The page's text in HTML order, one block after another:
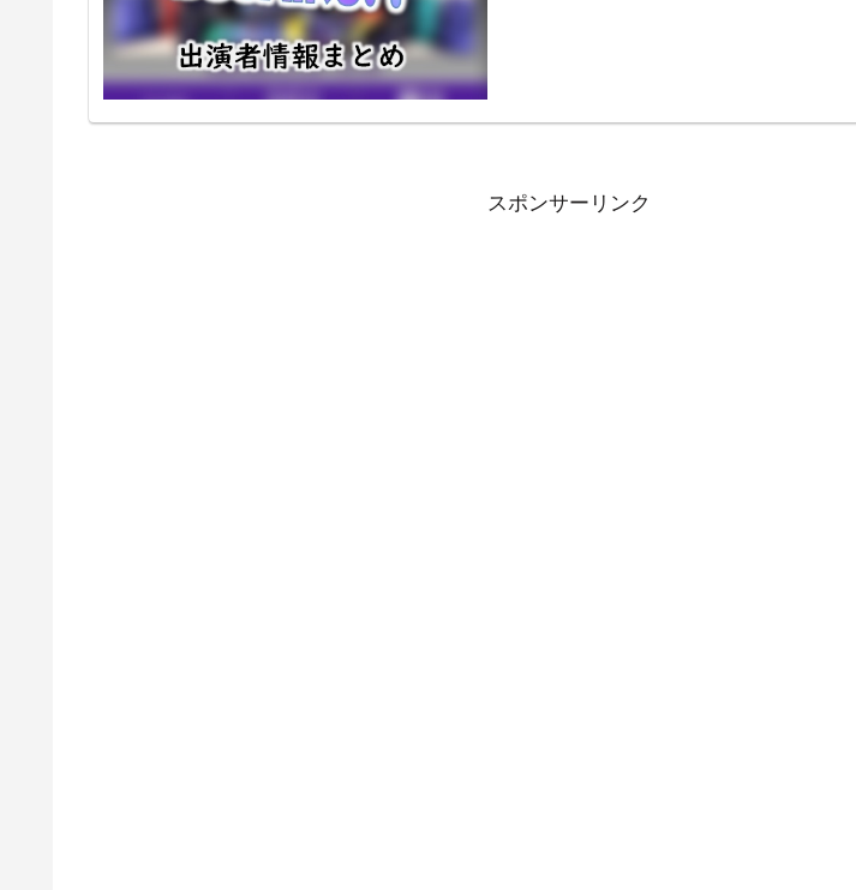
スポンサーリンク